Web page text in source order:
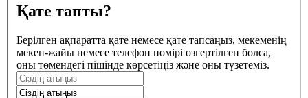
Қате тапты?
Берілген ақпаратта қате немесе қате тапсаңыз, мекеменің
мекен-жайы немесе телефон нөмірі өзгертілген болса,
оны төмендегі пішінде көрсетіңіз және оны түзетеміз.